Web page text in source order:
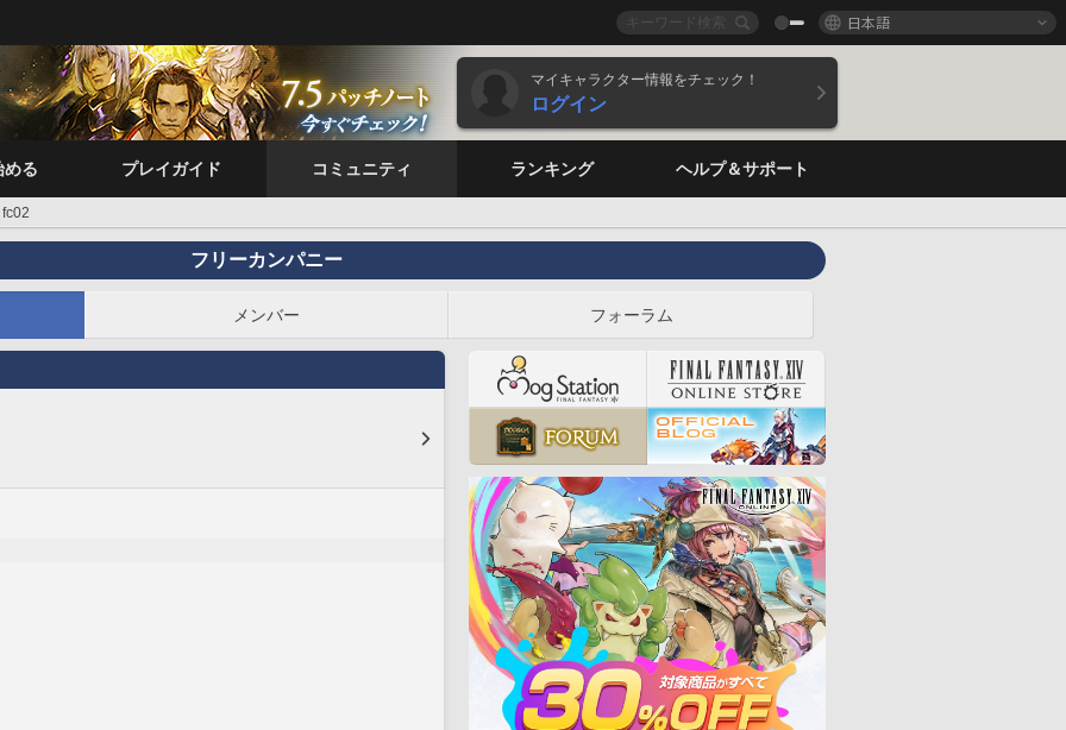
日本語
マイキャラクター情報をチェック！
ログイン
める プレイガイド コミュニティ ランキング ヘルプ＆サポート
fc02
フリーカンパニー
メンバー フォーラム